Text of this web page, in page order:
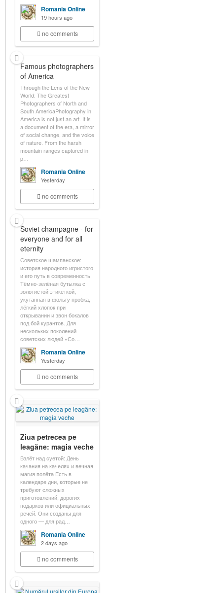
Romania Online
19 hours ago
no comments
Famous photographers
of America
Through the Lens of the New
World: The Greatest
Photographers of North and
South AmericaPhotography in
America is not just an art. It is
a document of the era, a mirror
of social change, and the voice
of nature. From the harsh
mountain ranges captured in
p…
Romania Online
Yesterday
no comments
Soviet champagne - for
everyone and for all
eternity
Советское шампанское:
история народного игристого
и его путь в современность
Тёмно-зелёная бутылка с
золотистой этикеткой,
укутанная в фольгу пробка,
лёгкий хлопок при
открывании и звон бокалов
под бой курантов. Для
нескольких поколений
советских людей «Со…
Romania Online
Yesterday
no comments
Ziua petrecea pe
leagăne: magia veche
Взлёт над суетой: День
качания на качелях и вечная
магия полёта Есть в
календаре дни, которые не
требуют сложных
приготовлений, дорогих
подарков или официальных
речей. Они созданы для
одного — для рад…
Romania Online
2 days ago
no comments